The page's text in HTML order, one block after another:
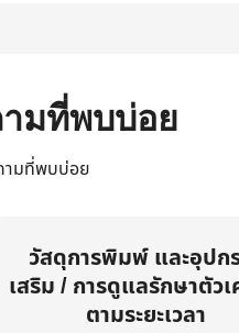
มที่พบบ่อย
ามที่พบบ่อย
วัสดุการพิมพ์ และอุป
เสริม / การดูแลรักษาตัว
ตามระยะเวลา